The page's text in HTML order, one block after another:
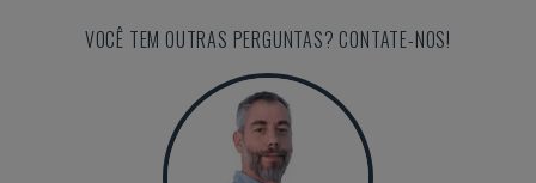
VOCÊ TEM OUTRAS PERGUNTAS? CONTATE-NOS!